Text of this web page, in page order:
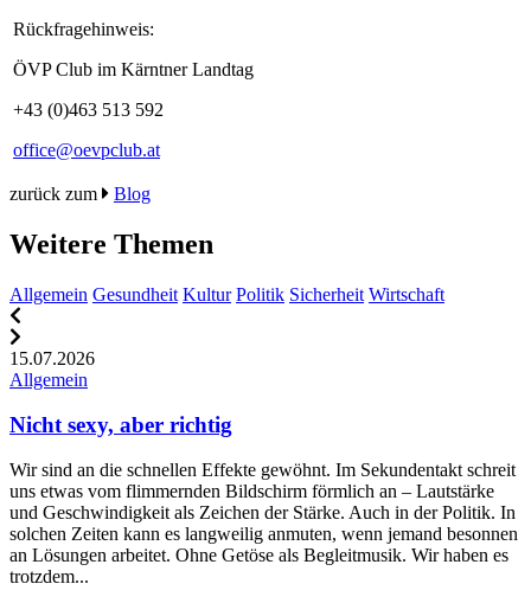
Rückfragehinweis:
ÖVP Club im Kärntner Landtag
+43 (0)463 513 592
office@oevpclub.at
zurück zum Blog
Weitere Themen
Allgemein Gesundheit Kultur Politik Sicherheit Wirtschaft
15.07.2026
Allgemein
Nicht sexy, aber richtig
Wir sind an die schnellen Effekte gewöhnt. Im Sekundentakt schreit
uns etwas vom flimmernden Bildschirm förmlich an – Lautstärke
und Geschwindigkeit als Zeichen der Stärke. Auch in der Politik. In
solchen Zeiten kann es langweilig anmuten, wenn jemand besonnen
an Lösungen arbeitet. Ohne Getöse als Begleitmusik. Wir haben es
trotzdem...